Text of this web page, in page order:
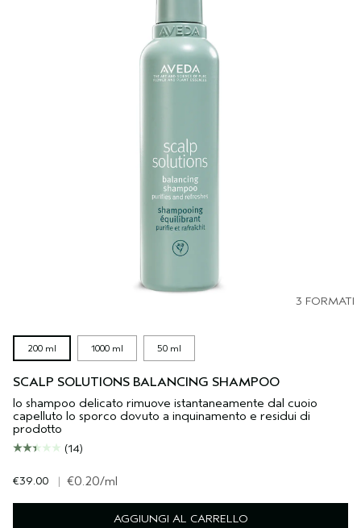
3 FORMATI
200 ml 1000 ml 50 ml
SCALP SOLUTIONS BALANCING SHAMPOO
lo shampoo delicato rimuove istantaneamente dal cuoio
capelluto lo sporco dovuto a inquinamento e residui di
prodotto
(14)
€39.00 | €0.20/ml
AGGIUNGI AL CARRELLO